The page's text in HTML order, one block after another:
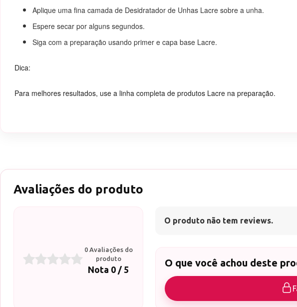
Aplique uma fina camada de Desidratador de Unhas Lacre sobre a unha.
Espere secar por alguns segundos.
Siga com a preparação usando primer e capa base Lacre.
Dica:
Para melhores resultados, use a linha completa de produtos Lacre na preparação.
Avaliações do produto
0 Avaliações do
produto
Nota 0 / 5
O produto não tem reviews.
O que você achou deste